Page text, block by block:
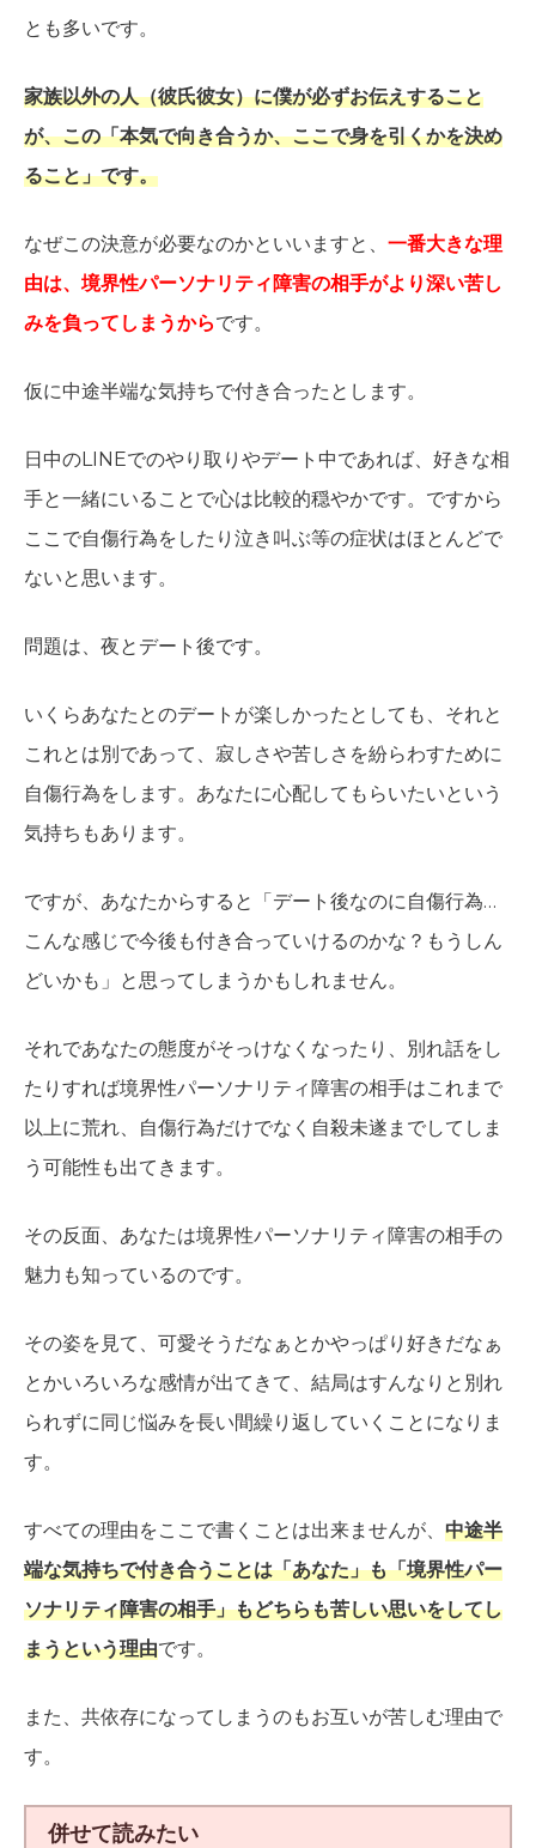
とも多いです。
家族以外の人（彼氏彼女）に僕が必ずお伝えすること
が、この「本気で向き合うか、ここで身を引くかを決め
ること」です。
なぜこの決意が必要なのかといいますと、 一番大きな理
由は、境界性パーソナリティ障害の相手がより深い苦し
みを負ってしまうからです。
仮に中途半端な気持ちで付き合ったとします。
日中のLINEでのやり取りやデート中であれば、好きな相
手と一緒にいることで心は比較的穏やかです。ですから
ここで自傷行為をしたり泣き叫ぶ等の症状はほとんどで
ないと思います。
問題は、夜とデート後です。
いくらあなたとのデートが楽しかったとしても、それと
これとは別であって、寂しさや苦しさを紛らわすために
自傷行為をします。あなたに心配してもらいたいという
気持ちもあります。
ですが、あなたからすると「デート後なのに自傷行為…
こんな感じで今後も付き合っていけるのかな？もうしん
どいかも」と思ってしまうかもしれません。
それであなたの態度がそっけなくなったり、別れ話をし
たりすれば境界性パーソナリティ障害の相手はこれまで
以上に荒れ、自傷行為だけでなく自殺未遂までしてしま
う可能性も出てきます。
その反面、あなたは境界性パーソナリティ障害の相手の
魅力も知っているのです。
その姿を見て、可愛そうだなぁとかやっぱり好きだなぁ
とかいろいろな感情が出てきて、結局はすんなりと別れ
られずに同じ悩みを長い間繰り返していくことになりま
す。
すべての理由をここで書くことは出来ませんが、 中途半
端な気持ちで付き合うことは「あなた」も「境界性パー
ソナリティ障害の相手」もどちらも苦しい思いをしてし
まうという理由です。
また、共依存になってしまうのもお互いが苦しむ理由で
す。
併せて読みたい